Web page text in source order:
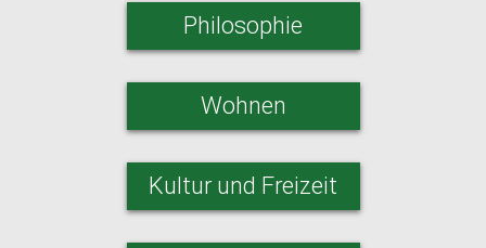
Philosophie
Wohnen
Kultur und Freizeit